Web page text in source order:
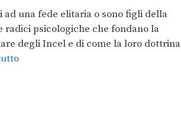
una fede elitaria o sono figli della
radici psicologiche che fondano la
degli Incel e di come la loro dottrina